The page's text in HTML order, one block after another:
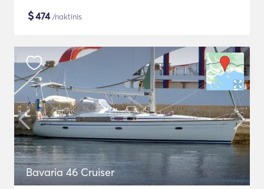
$474/naktinis
Bavaria 46 Cruiser